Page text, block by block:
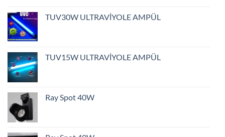
TUV30W ULTRAVİYOLE AMPÜL
TUV15W ULTRAVİYOLE AMPÜL
Ray Spot 40W